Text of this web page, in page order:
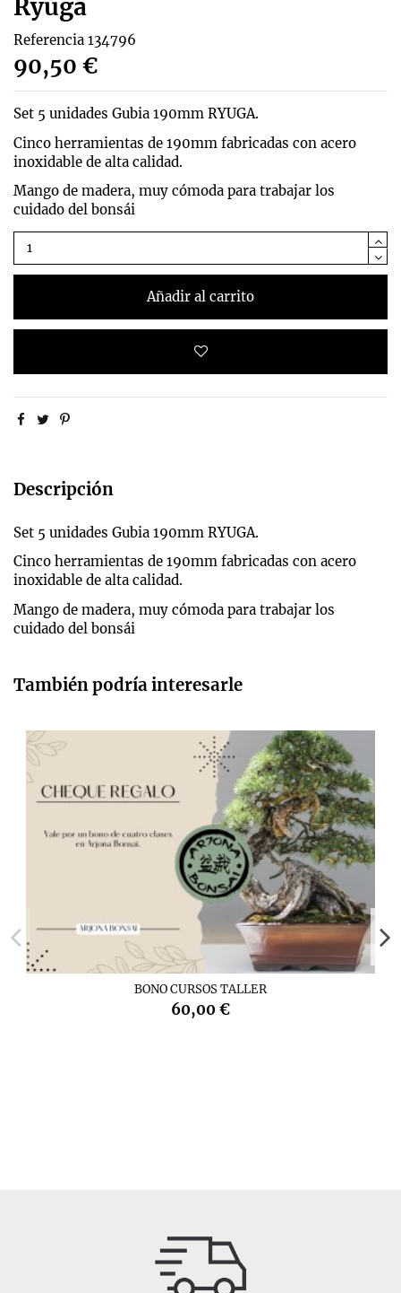
Ryuga
Referencia 134796
90,50 €
Set 5 unidades Gubia 190mm RYUGA.
Cinco herramientas de 190mm fabricadas con acero
inoxidable de alta calidad.
Mango de madera, muy cómoda para trabajar los
cuidado del bonsái
Añadir al carrito
Descripción
Set 5 unidades Gubia 190mm RYUGA.
Cinco herramientas de 190mm fabricadas con acero
inoxidable de alta calidad.
Mango de madera, muy cómoda para trabajar los
cuidado del bonsái
También podría interesarle
BONO CURSOS TALLER
60,00 €